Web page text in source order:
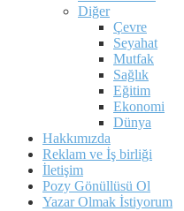
Diğer
Çevre
Seyahat
Mutfak
Sağlık
Eğitim
Ekonomi
Dünya
Hakkımızda
Reklam ve İş birliği
İletişim
Pozy Gönüllüsü Ol
Yazar Olmak İstiyorum